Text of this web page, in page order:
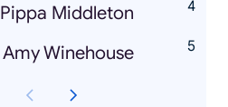
Pippa Middleton
Amy Winehouse